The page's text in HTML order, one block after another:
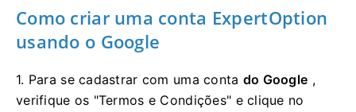
Como criar uma conta ExpertOption
usando o Google
1. Para se cadastrar com uma conta do Google ,
verifique os "Termos e Condições" e clique no